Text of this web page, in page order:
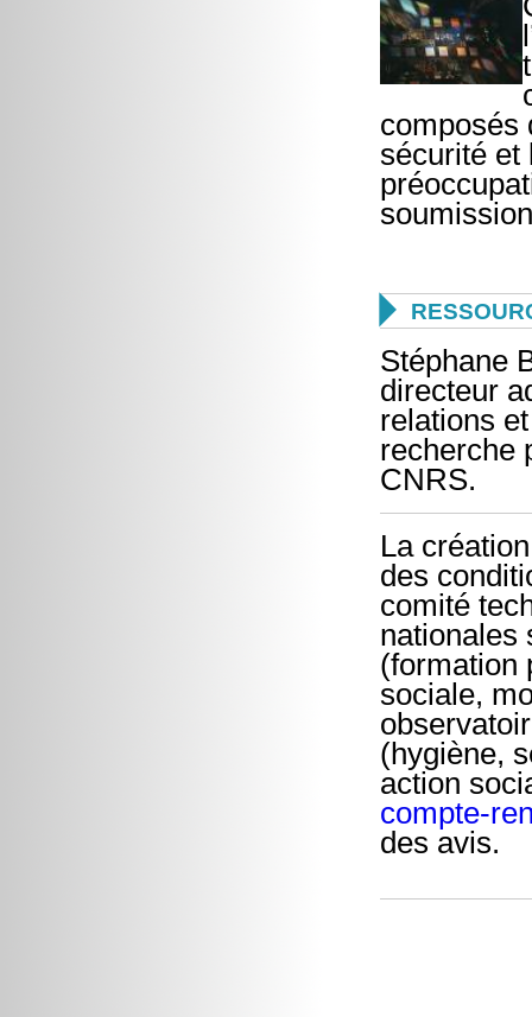
composés
sécurité et

Stéphane
directeur
relations
recherche
CNRS.
La
des
comité
nationales
(formation
sociale,
(hygiène,
action
compte-
des avis.